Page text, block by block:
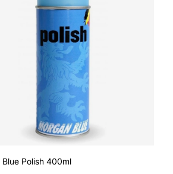
Blue Polish 400ml